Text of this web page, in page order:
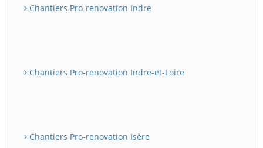
Chantiers Pro-renovation Indre
Chantiers Pro-renovation Indre-et-Loire
Chantiers Pro-renovation Isère